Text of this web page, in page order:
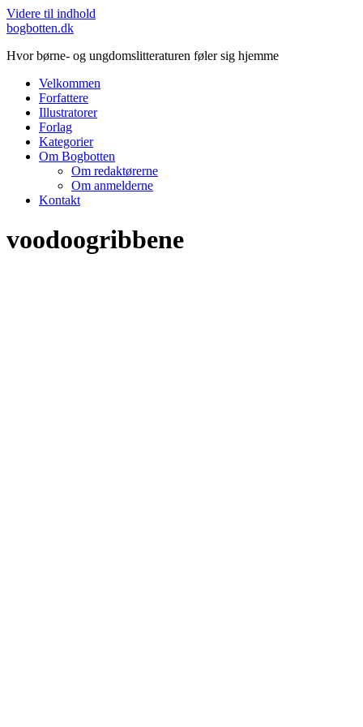
Videre til indhold
bogbotten.dk
Hvor børne- og ungdomslitteraturen føler sig hjemme
Velkommen
Forfattere
Illustratorer
Forlag
Kategorier
Om Bogbotten
Om redaktørerne
Om anmelderne
Kontakt
voodoogribbene